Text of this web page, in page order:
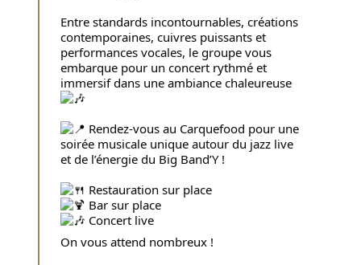
Entre standards incontournables, créations
contemporaines, cuivres puissants et
performances vocales, le groupe vous
embarque pour un concert rythmé et
immersif dans une ambiance chaleureuse
Rendez-vous au Carquefood pour une
soirée musicale unique autour du jazz live
et de l’énergie du Big Band’Y !
Restauration sur place
Bar sur place
Concert live
On vous attend nombreux !